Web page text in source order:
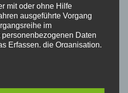
mit oder ohne Hilfe
ausgeführte Vorgang
im
Daten
Erfassen, die Organisation,
das Abfragen, die
durch Übermittlung,